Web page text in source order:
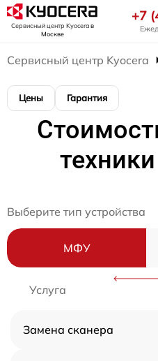
Сервисный центр Kyoceraв
Москве
+7
Сервисный центр Kyocera
Цены Гарантия
техники
Выберите тип устройства
МФУ
Услуга
Замена сканера